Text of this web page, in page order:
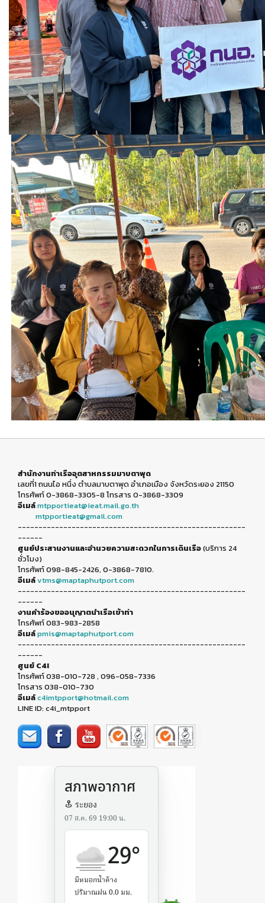
สำนักงานท่าเรืออุตสาหกรรมมาบตาพุด
เลขที่1 ถนนไอ หนึ่ง ตำบลมาบตาพุด อำเภอเมือง จังหวัดระยอง 21150
โทรศัพท์ 0-3868-3305-8 โทรสาร 0-3868-3309
อีเมล์mtpportieat@ieat.mail.go.th
mtpportieat@gmail.com
-------------------------------------------------------
------
ศูนย์ประสานงานและอำนวยความสะดวกในการเดินเรือ(บริการ 24
ชั่วโมง)
โทรศัพท์ 098-845-2426, 0-3868-7810.
อีเมล์vtms@maptaphutport.com
-------------------------------------------------------
------
งานคำร้องขออนุญาตนำเรือเข้าท่า
โทรศัพท์ 083-983-2858
อีเมล์pmis@maptaphutport.com
-------------------------------------------------------
------
ศูนย์ C4I
โทรศัพท์ 038-010-728 , 096-058-7336
โทรสาร 038-010-730
อีเมล์c4imtpport@hotmail.com
LINE ID: c4i_mtpport